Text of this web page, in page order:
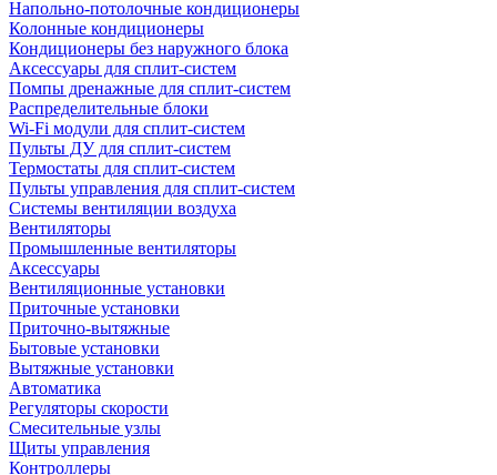
Напольно-потолочные кондиционеры
Колонные кондиционеры
Кондиционеры без наружного блока
Аксессуары для сплит-систем
Помпы дренажные для сплит-систем
Распределительные блоки
Wi-Fi модули для сплит-систем
Пульты ДУ для сплит-систем
Термостаты для сплит-систем
Пульты управления для сплит-систем
Системы вентиляции воздуха
Вентиляторы
Промышленные вентиляторы
Аксессуары
Вентиляционные установки
Приточные установки
Приточно-вытяжные
Бытовые установки
Вытяжные установки
Автоматика
Регуляторы скорости
Смесительные узлы
Щиты управления
Контроллеры